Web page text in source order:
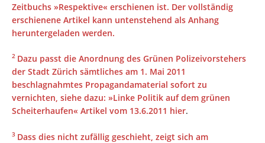
Zeitbuchs »Respektive« erschienen ist. Der vollständig
erschienene Artikel kann untenstehend als Anhang
heruntergeladen werden.
2 Dazu passt die Anordnung des Grünen Polizeivorstehers
der Stadt Zürich sämtliches am 1. Mai 2011
beschlagnahmtes Propagandamaterial sofort zu
vernichten, siehe dazu: »Linke Politik auf dem grünen
Scheiterhaufen« Artikel vom 13.6.2011 hier.
3 Dass dies nicht zufällig geschieht, zeigt sich am